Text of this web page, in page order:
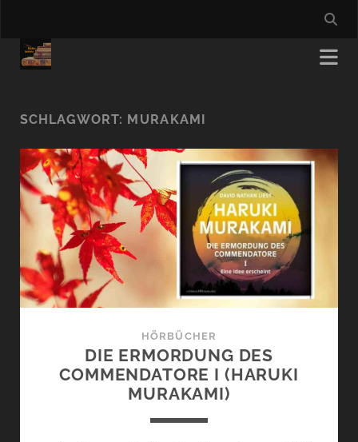
SCHLAGWORT: MURAKAMI
HÖRBÜCHER
DIE ERMORDUNG DES
COMMENDATORE I (HARUKI
MURAKAMI)